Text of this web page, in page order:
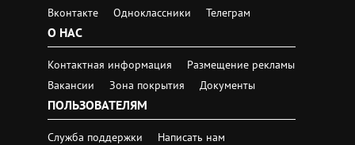
Вконтакте Одноклассники Телеграм
О НАС
Контактная информация
Размещение рекламы
Вакансии
Зона покрытия Документы
ПОЛЬЗОВАТЕЛЯМ
Служба поддержки
Написать нам